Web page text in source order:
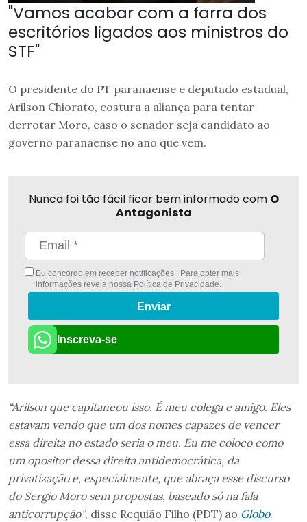
"Vamos acabar com a farra dos
escritórios ligados aos ministros do
STF"
O presidente do PT paranaense e deputado estadual,
Arilson Chiorato, costura a aliança para tentar
derrotar Moro, caso o senador seja candidato ao
governo paranaense no ano que vem.
Nunca foi tão fácil ficar bem informado com O
Antagonista
Eu concordo em receber notificações | Para obter mais
informações reveja nossa Política de Privacidade
Enviar
Inscreva-se
“Arilson que capitaneou isso. É meu colega e amigo. Eles
estavam vendo que um dos nomes capazes de vencer
essa direita no estado seria o meu. Eu me coloco como
um opositor dessa direita antidemocrática, da
privatização e, especialmente, que abraça esse discurso
do Sergio Moro sem propostas, baseado só na fala
anticorrupção”, disse Requião Filho (PDT) ao Globo.